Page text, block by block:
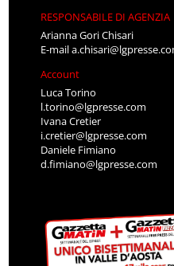
RESPONSABILE DI AGENZIA
Arianna Gori Chisari
E-mail
Account
Luca Torino
l.torino@lgpresse.com
Ivana Cretier
i.cretier@lgpresse.com
Daniele Fimiano
d.fimiano@lgpresse.com